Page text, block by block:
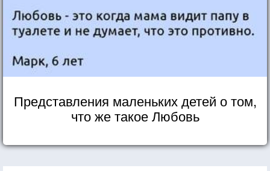
Представления маленьких детей о том,
что же такое Любовь